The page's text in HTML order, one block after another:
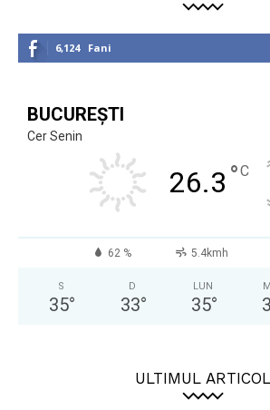
6,124 Fani
BUCUREȘTI
Cer Senin
26.3 °C
62 % 5.4kmh
S
35°
D
33°
LUN
35°
ULTIMUL ARTICOL